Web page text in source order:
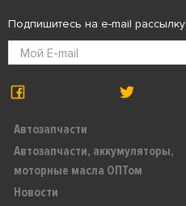
Автозапчасти
Автозапчасти, аккумуляторы,
моторные масла ОПТом
Новости
Подпишитесь на e-mail рассылку